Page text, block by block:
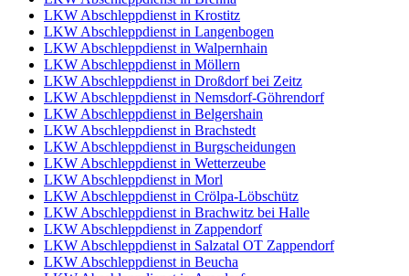
LKW Abschleppdienst in Krostitz
LKW Abschleppdienst in Langenbogen
LKW Abschleppdienst in Walpernhain
LKW Abschleppdienst in Möllern
LKW Abschleppdienst in Droßdorf bei Zeitz
LKW Abschleppdienst in Nemsdorf-Göhrendorf
LKW Abschleppdienst in Belgershain
LKW Abschleppdienst in Brachstedt
LKW Abschleppdienst in Burgscheidungen
LKW Abschleppdienst in Wetterzeube
LKW Abschleppdienst in Morl
LKW Abschleppdienst in Crölpa-Löbschütz
LKW Abschleppdienst in Brachwitz bei Halle
LKW Abschleppdienst in Zappendorf
LKW Abschleppdienst in Salzatal OT Zappendorf
LKW Abschleppdienst in Beucha